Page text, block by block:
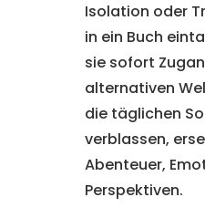
Isolation oder
in ein Buch
sie sofort
alternativen
die täglichen
verblassen,
Abenteuer,
Perspektiven.